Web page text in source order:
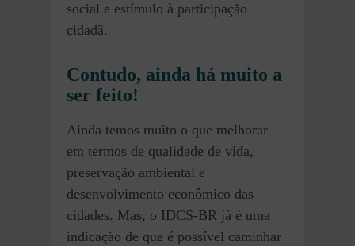
social e estímulo à participação
cidadã.
Contudo, ainda há muito a
ser feito!
Ainda temos muito o que melhorar
em termos de qualidade de vida,
preservação ambiental e
desenvolvimento econômico das
cidades. Mas, o IDCS-BR já é uma
indicação de que é possível caminhar